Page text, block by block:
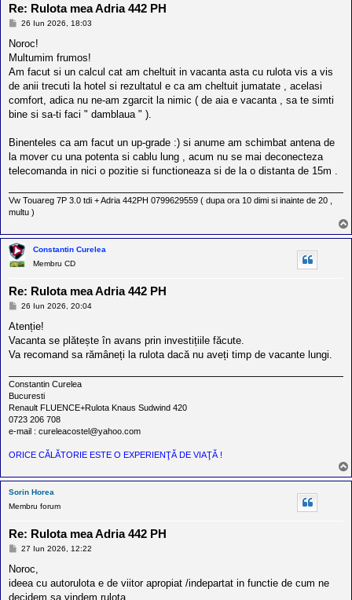
Re: Rulota mea Adria 442 PH
M
s
j
26 Iun 2026, 18:03
Noroc!
Multumim frumos!
Am facut si un calcul cat am cheltuit in vacanta asta cu rulota vis a vis
de anii trecuti la hotel si rezultatul e ca am cheltuit jumatate , acelasi
comfort, adica nu ne-am zgarcit la nimic ( de aia e vacanta , sa te simti
bine si sa-ti faci " damblaua " ).
Binenteles ca am facut un up-grade :) si anume am schimbat antena de
la mover cu una potenta si cablu lung , acum nu se mai deconecteza
telecomanda in nici o pozitie si functioneaza si de la o distanta de 15m .
Vw Touareg 7P 3.0 tdi + Adria 442PH 0799629559 ( dupa ora 10 dimi si inainte de 20 ,
multu )
Constantin Curelea
Membru CD
Re: Rulota mea Adria 442 PH
M
s
j
26 Iun 2026, 20:04
Atenție!
Vacanta se plătește în avans prin investițiile făcute.
Va recomand sa rămâneți la rulota dacă nu aveți timp de vacante lungi.
Constantin Curelea
Bucuresti
Renault FLUENCE+Rulota Knaus Sudwind 420
0723 206 708
e-mail : cureleacostel@yahoo.com
ORICE CĂLĂTORIE ESTE O EXPERIENŢĂ DE VIAŢĂ !
Sorin Horea
Membru forum
Re: Rulota mea Adria 442 PH
M
s
j
27 Iun 2026, 12:22
Noroc,
ideea cu autorulota e de viitor apropiat /indepartat in functie de cum ne
decidem sa vindem rulota.